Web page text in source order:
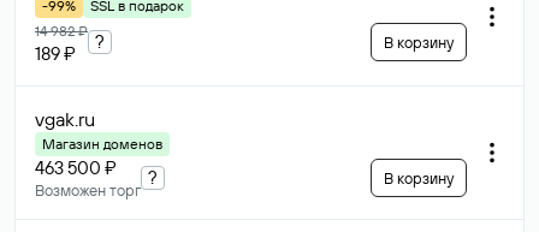
-99%
SSL в подарок
14 982 ₽
189 ₽
? В корзину
vgak.ru
Магазин доменов
463 500 ₽
Возможен торг
? В корзину